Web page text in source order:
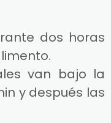
dos horas
van bajo la
y después las